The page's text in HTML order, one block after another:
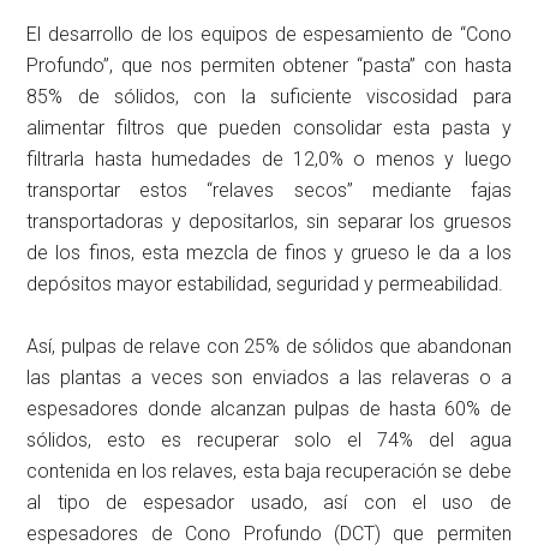
El desarrollo de los equipos de espesamiento de “Cono
Profundo”, que nos permiten obtener “pasta” con hasta
85% de sólidos, con la suficiente viscosidad para
alimentar filtros que pueden consolidar esta pasta y
filtrarla hasta humedades de 12,0% o menos y luego
transportar estos “relaves secos” mediante fajas
transportadoras y depositarlos, sin separar los gruesos
de los finos, esta mezcla de finos y grueso le da a los
depósitos mayor estabilidad, seguridad y permeabilidad.
Así, pulpas de relave con 25% de sólidos que abandonan
las plantas a veces son enviados a las relaveras o a
espesadores donde alcanzan pulpas de hasta 60% de
sólidos, esto es recuperar solo el 74% del agua
contenida en los relaves, esta baja recuperación se debe
al tipo de espesador usado, así con el uso de
espesadores de Cono Profundo (DCT) que permiten